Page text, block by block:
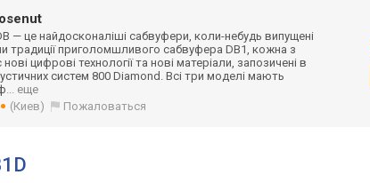
— це найдосконаліші сабвуфери, коли-небудь випущені
приголомшливого сабвуфера DB1, кожна з
цифрові технології та нові матеріали, запозичені в
систем 800 Diamond. Всі три моделі мають
... еще
(Киев) Пожаловаться